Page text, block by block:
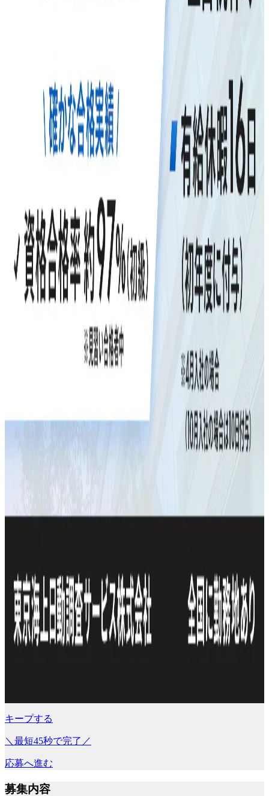
キープする
＼最短45秒で完了／
応募へ進む
募集内容